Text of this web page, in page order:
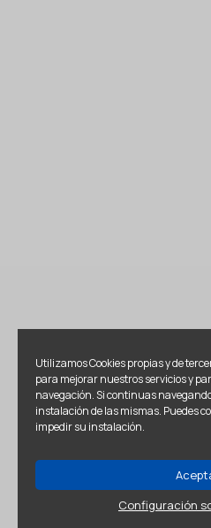
Utilizamos Cookies propias y de
para mejorar nuestros servicios y
navegación. Si continuas
instalación de las mismas. Puedes
impedir su instalación.
Configuración